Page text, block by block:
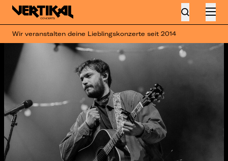
Wir veranstalten deine Lieblingskonzerte seit 2014